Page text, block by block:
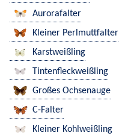
Aurorafalter
Kleiner Perlmuttfalter
Karstweißling
Tintenfleckweißling
Großes Ochsenauge
C-Falter
Kleiner Kohlweißling